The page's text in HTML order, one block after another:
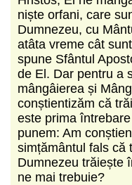
niște orfani, care
Dumnezeu, cu
atâta vreme cât
spune Sfântul
de El. Dar pentru a
mângâierea și
conștientizăm că
este prima
punem: Am
simțământul fals că
Dumnezeu trăiește
ne mai trebuie?